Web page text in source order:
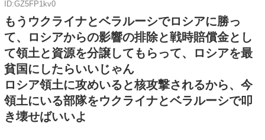
ID:GZ5FP1kv0
もうウクライナとベラルーシでロシアに勝っ
て、ロシアからの影響の排除と戦時賠償金とし
て領土と資源を分譲してもらって、ロシアを最
貧国にしたらいいじゃん
ロシア領土に攻めいると核攻撃されるから、今
領土にいる部隊をウクライナとベラルーシで叩
き壊せばいいよ